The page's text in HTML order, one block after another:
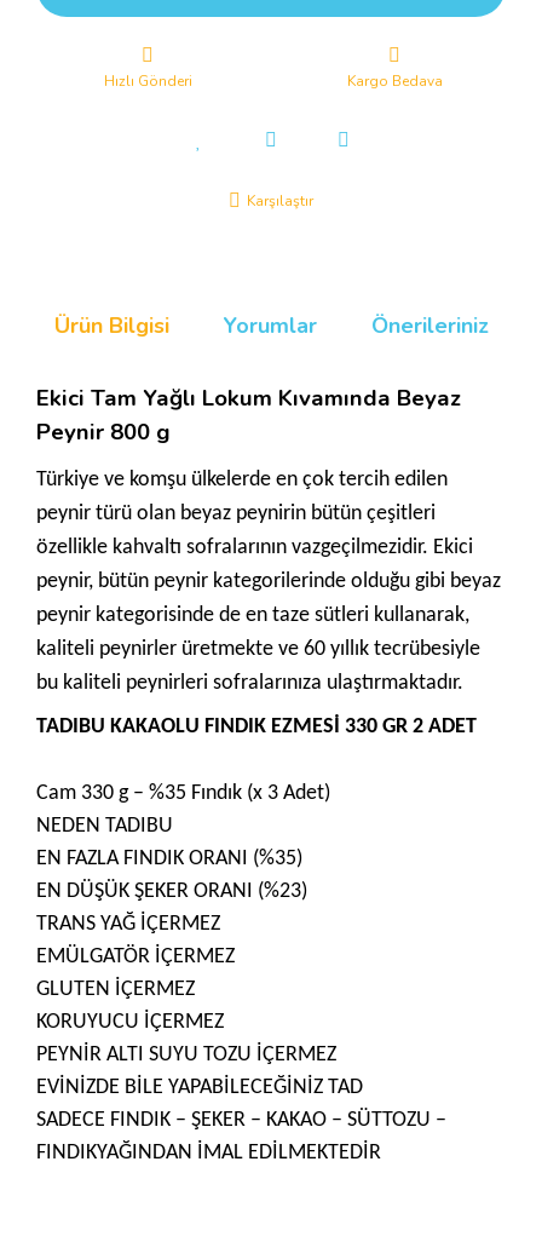
Hızlı Gönderi Kargo Bedava
Karşılaştır
Ürün Bilgisi Yorumlar Önerileriniz
Ekici Tam Yağlı Lokum Kıvamında Beyaz
Peynir 800 g
Türkiye ve komşu ülkelerde en çok tercih edilen
peynir türü olan beyaz peynirin bütün çeşitleri
özellikle kahvaltı sofralarının vazgeçilmezidir. Ekici
peynir, bütün peynir kategorilerinde olduğu gibi beyaz
peynir kategorisinde de en taze sütleri kullanarak,
kaliteli peynirler üretmekte ve 60 yıllık tecrübesiyle
bu kaliteli peynirleri sofralarınıza ulaştırmaktadır.
TADIBU KAKAOLU FINDIK EZMESİ 330 GR 2 ADET
Cam 330 g – %35 Fındık (x 3 Adet)
NEDEN TADIBU
EN FAZLA FINDIK ORANI (%35)
EN DÜŞÜK ŞEKER ORANI (%23)
TRANS YAĞ İÇERMEZ
EMÜLGATÖR İÇERMEZ
GLUTEN İÇERMEZ
KORUYUCU İÇERMEZ
PEYNİR ALTI SUYU TOZU İÇERMEZ
EVİNİZDE BİLE YAPABİLECEĞİNİZ TAD
SADECE FINDIK – ŞEKER – KAKAO – SÜTTOZU –
FINDIKYAĞINDAN İMAL EDİLMEKTEDİR